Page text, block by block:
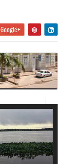
Google+